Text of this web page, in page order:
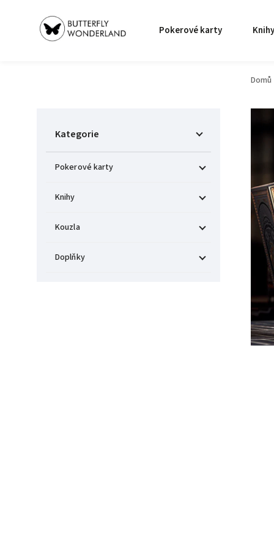
Pokerové karty Knihy
Domů
Kategorie
Pokerové karty
Knihy
Kouzla
Doplňky